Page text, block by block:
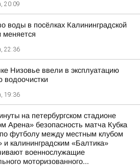
20:09
воды в посёлках Калининградской
меняется
22:36
Низовье ввели в эксплуатацию
водоочистки
19:36
на петербургском стадионе
Арена» безопасность матча Кубка
футболу между местным клубом
и калининградским «Балтика»
военнослужащие
моторизованного...